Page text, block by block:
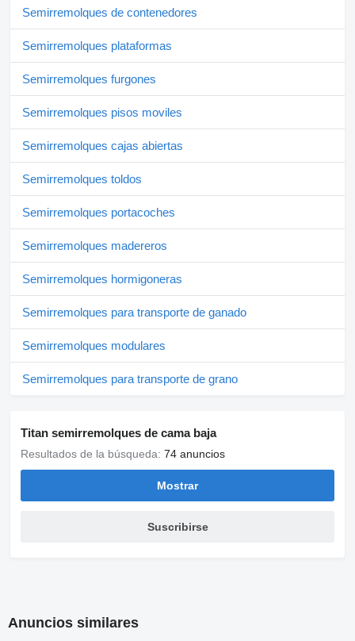
Semirremolques de contenedores
Semirremolques plataformas
Semirremolques furgones
Semirremolques pisos moviles
Semirremolques cajas abiertas
Semirremolques toldos
Semirremolques portacoches
Semirremolques madereros
Semirremolques hormigoneras
Semirremolques para transporte de ganado
Semirremolques modulares
Semirremolques para transporte de grano
Titan semirremolques de cama baja
Resultados de la búsqueda: 74 anuncios
Mostrar
Suscribirse
Anuncios similares